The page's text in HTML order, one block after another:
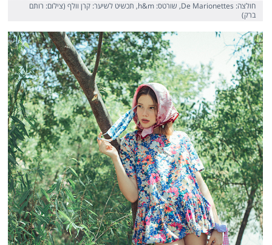
חולצה: De Marionettes, שורטס: h&m, תכשיט לשיער: קרן וולף (צילום: רותם
ברק)